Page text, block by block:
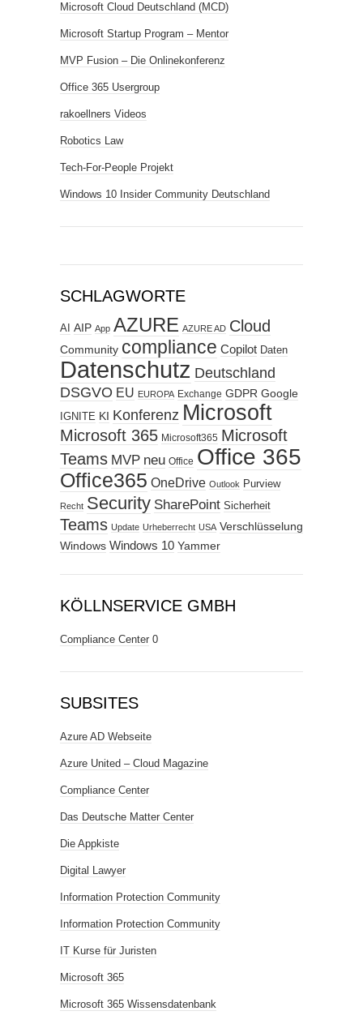
Microsoft Cloud Deutschland (MCD)
Microsoft Startup Program – Mentor
MVP Fusion – Die Onlinekonferenz
Office 365 Usergroup
rakoellners Videos
Robotics Law
Tech-For-People Projekt
Windows 10 Insider Community Deutschland
SCHLAGWORTE
AI AIP App AZURE AZURE AD Cloud
Community compliance Copilot Daten
Datenschutz Deutschland
DSGVO EU EUROPA Exchange GDPR Google
IGNITE KI Konferenz Microsoft
Microsoft 365 Microsoft365 Microsoft
Teams MVP neu Office Office 365
Office365 OneDrive Outlook Purview
Recht Security SharePoint Sicherheit
Teams Update Urheberrecht USA Verschlüsselung
Windows Windows 10 Yammer
KÖLLNSERVICE GMBH
Compliance Center 0
SUBSITES
Azure AD Webseite
Azure United – Cloud Magazine
Compliance Center
Das Deutsche Matter Center
Die Appkiste
Digital Lawyer
Information Protection Community
Information Protection Community
IT Kurse für Juristen
Microsoft 365
Microsoft 365 Wissensdatenbank